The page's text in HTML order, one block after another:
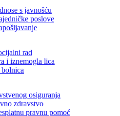
s javnošću
poslove
rad
i iznemogla lica